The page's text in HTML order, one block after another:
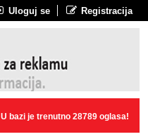
Uloguj se Registracija
U bazi je trenutno 28789 oglasa!